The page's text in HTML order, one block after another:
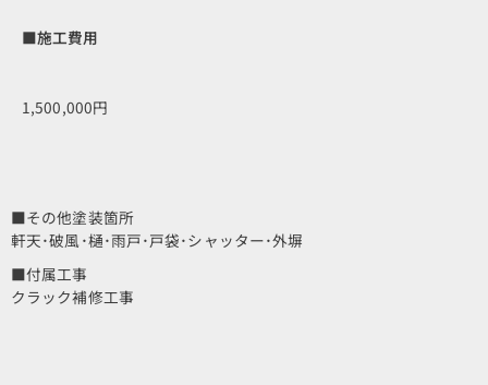
■施工費用
1,500,000円
■その他塗装箇所
軒天･破風･樋･雨戸･戸袋･シャッター･外塀
■付属工事
クラック補修工事